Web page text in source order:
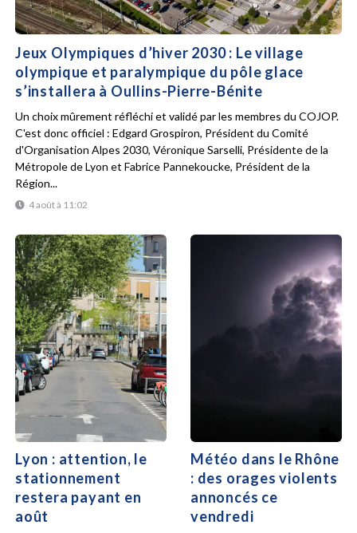
Jeux Olympiques d’hiver 2030 : Le village
olympique et paralympique du pôle glace
s’installera à Oullins-Pierre-Bénite
4 août à 11:02
Un choix mûrement réfléchi et validé par les membres du COJOP.
C'est donc officiel : Edgard Grospiron, Président du Comité
d'Organisation Alpes 2030, Véronique Sarselli, Présidente de la
Métropole de Lyon et Fabrice Pannekoucke, Président de la
Région...
Lyon : attention, le
stationnement
restera payant en
août
Météo dans le Rhône
: des orages violents
annoncés ce
vendredi